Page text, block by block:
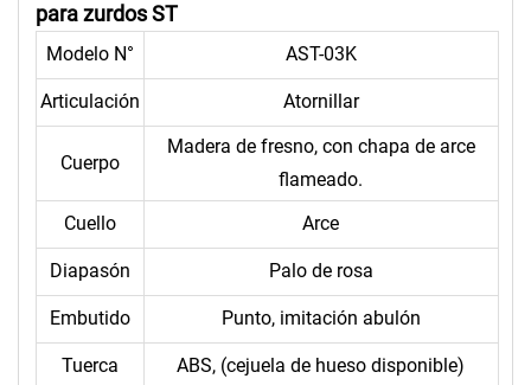
para zurdos ST
Modelo N° AST-03K
Articulación Atornillar
Cuerpo
Madera de fresno, con chapa de arce
flameado.
Cuello
Arce
Diapasón Palo de rosa
Embutido Punto, imitación abulón
Tuerca ABS, (cejuela de hueso disponible)